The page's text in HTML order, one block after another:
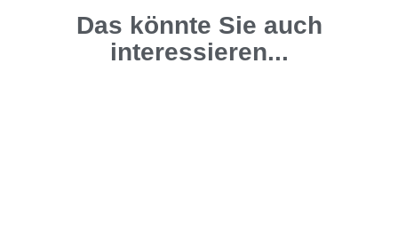
Das könnte Sie auch
interessieren...